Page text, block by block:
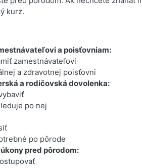
kurz.
a poisťovniam:
zamestnávateľovi
a zdravotnej poisťovni
a rodičovská dovolenka:
po nej
po pôrode
pred pôrodom: